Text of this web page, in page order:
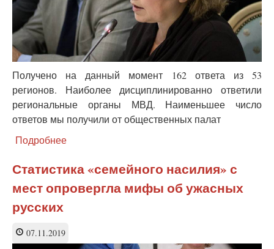
Получено на данный момент 162 ответа из 53
регионов. Наиболее дисциплинированно ответили
региональные органы МВД. Наименьшее число
ответов мы получили от общественных палат
Подробнее
анализ
данных
из
Статистика «семейного насилия» с
мест опровергла мифы об ужасных
русских
07.11.2019